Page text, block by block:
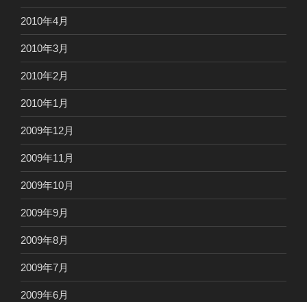
2010年4月
2010年3月
2010年2月
2010年1月
2009年12月
2009年11月
2009年10月
2009年9月
2009年8月
2009年7月
2009年6月